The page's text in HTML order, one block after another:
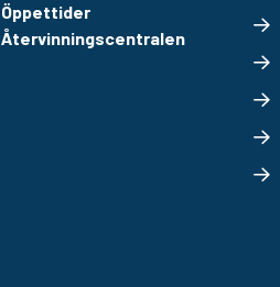
Öppettider
Återvinningscentralen